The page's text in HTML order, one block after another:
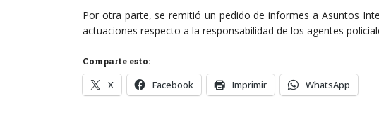
Por otra parte, se remitió un pedido de informes a Asuntos
actuaciones respecto a la responsabilidad de los agentes
Comparte esto:
X Facebook Imprimir WhatsApp